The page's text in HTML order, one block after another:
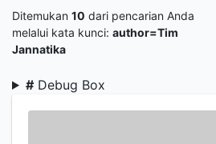
Ditemukan 10 dari pencarian Anda
melalui kata kunci: author=Tim
Jannatika
# Debug Box